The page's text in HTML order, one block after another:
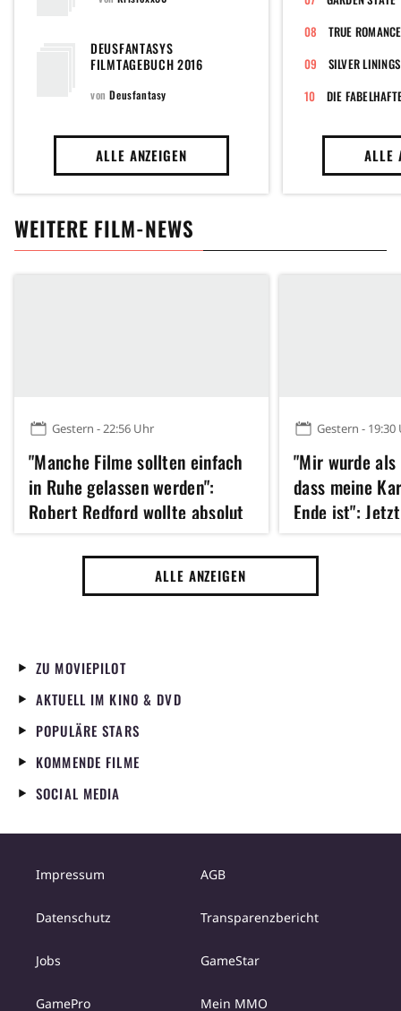
DEUSFANTASYS
FILMTAGEBUCH 2016
vonDeusfantasy
ALLE ANZEIGEN
TRUE ROMANCE
SILVER LININGS
DIE
ALLE
WEITERE FILM-NEWS
Gestern - 22:56 Uhr
"Manche Filme sollten einfach
in Ruhe gelassen werden":
Robert Redford wollte absolut
kein Remake dieses Klassikers
der 70er Jahre
Gestern - 19:30
"Mir wurde
dass meine
Ende ist":
Hathaway 43
Jahres gedreht
ALLE ANZEIGEN
ZU MOVIEPILOT
AKTUELL IM KINO & DVD
POPULÄRE STARS
KOMMENDE FILME
SOCIAL MEDIA
Impressum AGB
Datenschutz Transparenzbericht
Jobs GameStar
GamePro Mein MMO